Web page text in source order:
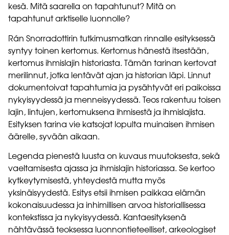
kesä. Mitä saarella on tapahtunut? Mitä on
tapahtunut arktiselle luonnolle?
Rán Snorradottirin tutkimusmatkan rinnalle esityksessä
syntyy toinen kertomus. Kertomus hänestä itsestään,
kertomus ihmislajin historiasta. Tämän tarinan kertovat
merilinnut, jotka lentävät ajan ja historian läpi. Linnut
dokumentoivat tapahtumia ja pysähtyvät eri paikoissa
nykyisyydessä ja menneisyydessä. Teos rakentuu toisen
lajin, lintujen, kertomuksena ihmisestä ja ihmislajista.
Esityksen tarina vie katsojat lopulta muinaisen ihmisen
äärelle, syvään aikaan.
Legenda pienestä luusta on kuvaus muutoksesta, sekä
vaeltamisesta ajassa ja ihmislajin historiassa. Se kertoo
kytkeytymisestä, yhteydestä mutta myös
yksinäisyydestä. Esitys etsii ihmisen paikkaa elämän
kokonaisuudessa ja inhimillisen arvoa historiallisessa
kontekstissa ja nykyisyydessä. Kantaesityksenä
nähtävässä teoksessa luonnontieteelliset, arkeologiset